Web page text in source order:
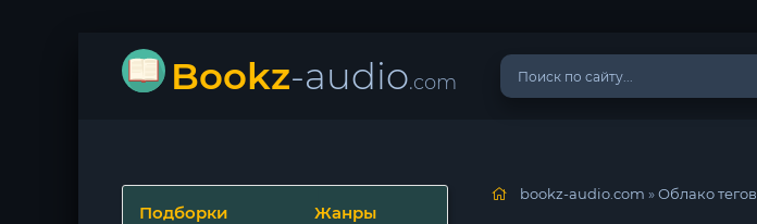
Bookz-audio.com
Подборки Жанры
bookz-audio.com »Облако тегов